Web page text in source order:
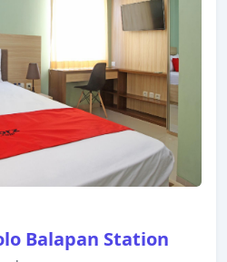
Balapan Station